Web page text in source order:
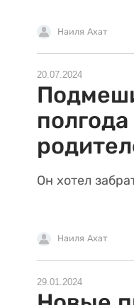
Наиля Ахат
20.07.2024
Он хотел
Наиля Ахат
29.01.2024